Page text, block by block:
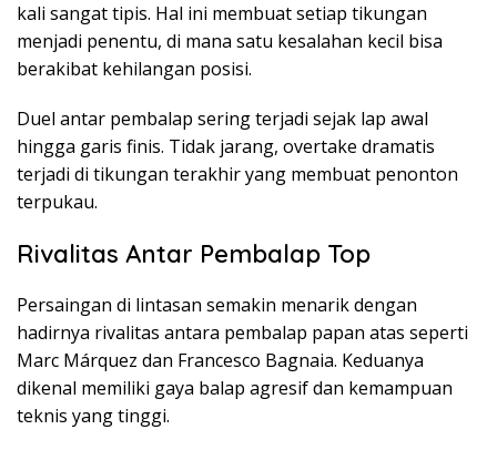
kali sangat tipis. Hal ini membuat setiap tikungan
menjadi penentu, di mana satu kesalahan kecil bisa
berakibat kehilangan posisi.
Duel antar pembalap sering terjadi sejak lap awal
hingga garis finis. Tidak jarang, overtake dramatis
terjadi di tikungan terakhir yang membuat penonton
terpukau.
Rivalitas Antar Pembalap Top
Persaingan di lintasan semakin menarik dengan
hadirnya rivalitas antara pembalap papan atas seperti
Marc Márquez dan Francesco Bagnaia. Keduanya
dikenal memiliki gaya balap agresif dan kemampuan
teknis yang tinggi.